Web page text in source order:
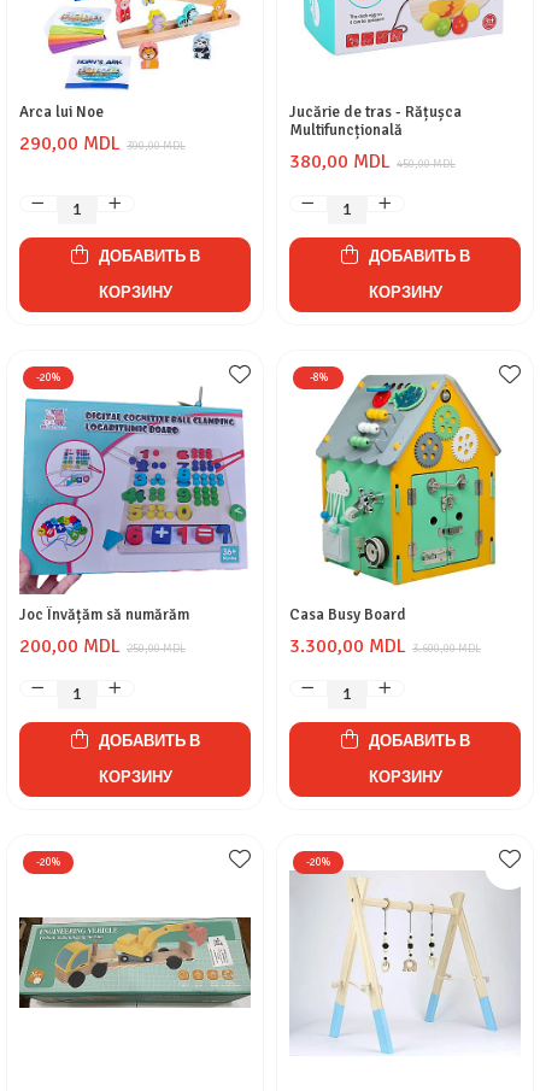
Arca lui Noe
390,00 MDL
290,00 MDL
ДОБАВИТЬ В
КОРЗИНУ
Jucărie de tras - Rățușca
Multifuncțională
450,00 MDL
380,00 MDL
ДОБАВИТЬ В
КОРЗИНУ
-20%
Joc Învățăm să numărăm
250,00 MDL
200,00 MDL
ДОБАВИТЬ В
КОРЗИНУ
-8%
Casa Busy Board
3.600,00 MDL
3.300,00 MDL
ДОБАВИТЬ В
КОРЗИНУ
-20% -20%